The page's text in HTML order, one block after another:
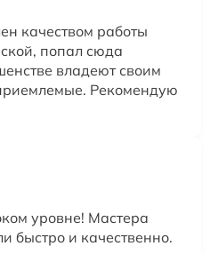
качеством работы
попал сюда
владеют своим
Рекомендую
уровне! Мастера
быстро и качественно.